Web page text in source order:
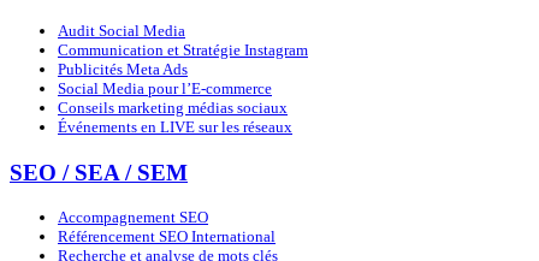
Audit Social Media
Communication et Stratégie Instagram
Publicités Meta Ads
Social Media pour l’E-commerce
Conseils marketing médias sociaux
Événements en LIVE sur les réseaux
SEO / SEA / SEM
Accompagnement SEO
Référencement SEO International
Recherche et analyse de mots clés